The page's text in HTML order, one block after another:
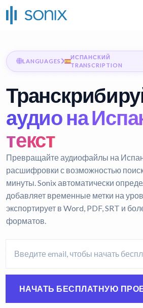
LANGUAGES
ИСПАНСКИЙ
TRANSCRIPTION
аудио на
текст
Превращайте аудиофайлы на
расшифровки с возможностью
минуты. Sonix автоматически
добавляет временные метки на
экспортирует в Word, PDF, SRT и
форматов.
НАЧАТЬ БЕСПЛАТНУЮ